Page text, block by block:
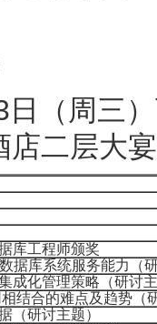
（周三
店二层大
库工程师颁奖
据库系统服务能力（
成化管理策略（研讨
结合的难点及趋势（
（研讨主题）